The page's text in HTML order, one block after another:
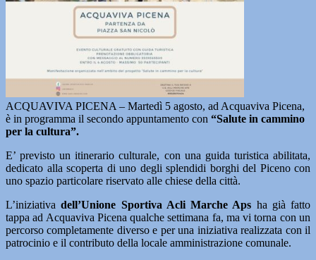
ACQUAVIVA PICENA – Martedì 5 agosto, ad Acquaviva Picena,
è in programma il secondo appuntamento con “Salute in cammino
per la cultura”.
E’ previsto un itinerario culturale, con una guida turistica abilitata,
dedicato alla scoperta di uno degli splendidi borghi del Piceno con
uno spazio particolare riservato alle chiese della città.
L’iniziativadell’Unione Sportiva Acli Marche Aps ha già fatto
tappa ad Acquaviva Picena qualche settimana fa, ma vi torna con un
percorso completamente diverso e per una iniziativa realizzata con il
patrocinio e il contributo della locale amministrazione comunale.